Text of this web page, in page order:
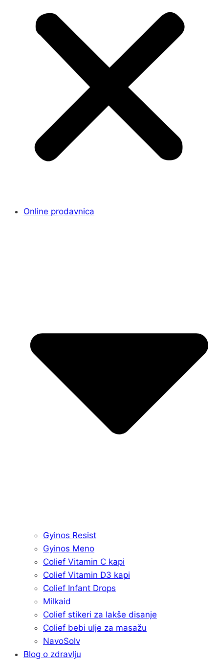
Online prodavnica
Gyinos Resist
Gyinos Meno
Colief Vitamin C kapi
Colief Vitamin D3 kapi
Colief Infant Drops
Milkaid
Colief stikeri za lakše disanje
Colief bebi ulje za masažu
NavoSolv
Blog o zdravlju